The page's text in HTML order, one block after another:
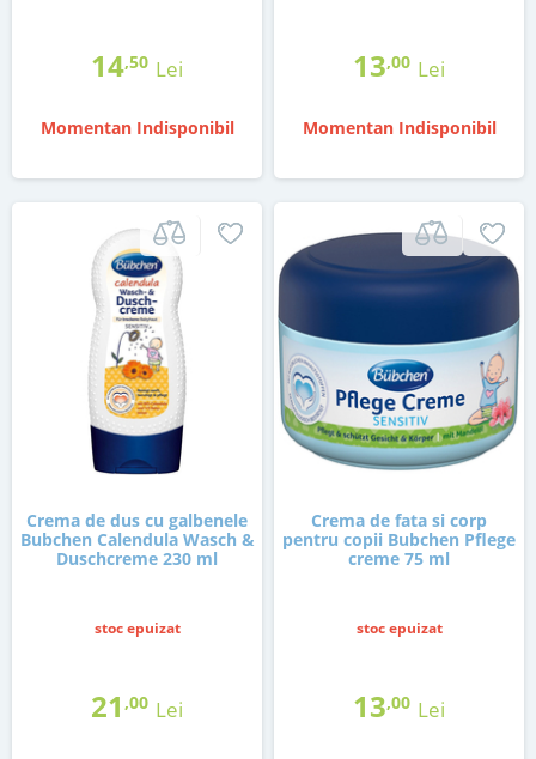
14,50 Lei
Momentan Indisponibil
13,00 Lei
Momentan Indisponibil
Crema de dus cu galbenele
Bubchen Calendula Wasch &
Duschcreme 230 ml
stoc epuizat
21 ,00 Lei
Crema de fata si corp
pentru copii Bubchen Pflege
creme 75 ml
stoc epuizat
13,00 Lei